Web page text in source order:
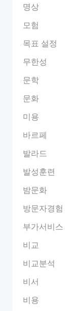
명상
모험
목표 설정
무한성
문학
문화
미용
바르페
발라드
발성훈련
밤문화
방문자경험
부가서비스
비교
비교분석
비서
비용